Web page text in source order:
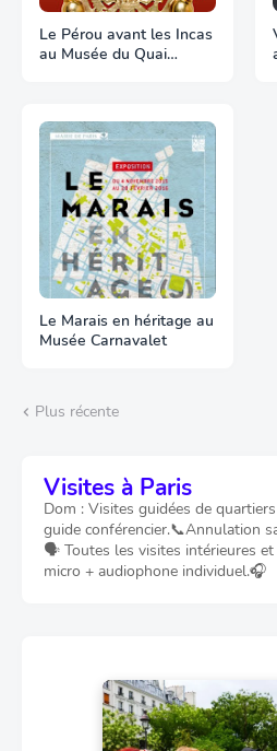
Le Pérou avant les Incas
au Musée du Quai
Le Marais en héritage au
Musée Carnavalet
Plus récente
Visites à Paris
Dom : Visites guidées de
guide conférencier.📞Annulation
🗣️ Toutes les visites intérieures
micro + audiophone individuel.🎧